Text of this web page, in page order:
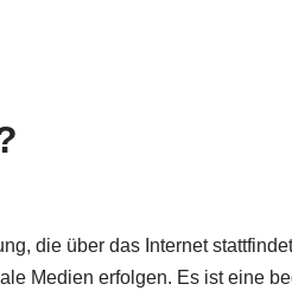
die über das Internet
Medien erfolgen. Es ist eine